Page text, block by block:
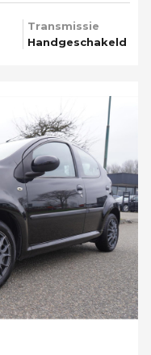
Transmissie
Handgeschakeld